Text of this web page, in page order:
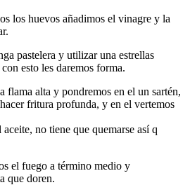
los huevos añadimos el vinagre y la
pastelera y utilizar una estrellas
esto les daremos forma.
flama alta y pondremos en el un sartén,
fritura profunda, y en el vertemos
no tiene que quemarse así q
el fuego a término medio y
que doren.